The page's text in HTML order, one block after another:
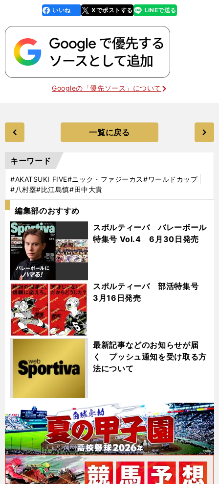
faceboo
k
いいね Xでポストする
line LINEで送る
Googleの「優先ソース」について
一覧に戻る
キーワード
#AKATSUKI FIVE#ニック・ファジーカス#ワールドカップ
#八村塁#比江島慎#田中大貴
編集部のおすすめ
スポルティーバ バレーボール
特集号 Vol.4 6月30日発売
スポルティーバ 部活特集号
3月16日発売
最新記事などのお知らせが届
く プッシュ通知を受け取る方
法について